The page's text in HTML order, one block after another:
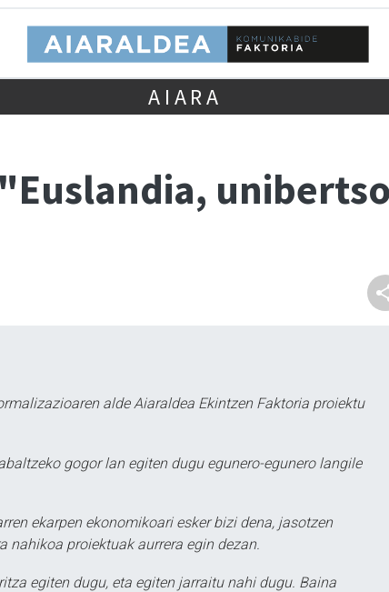
AIARA
alde Aiaraldea Ekintzen Faktoria proiektu
gogor lan egiten dugu egunero-egunero langile
ekarpen ekonomikoari esker bizi dena, jasotzen
proiektuak aurrera egin dezan.
egiten dugu, eta egiten jarraitu nahi dugu. Baina